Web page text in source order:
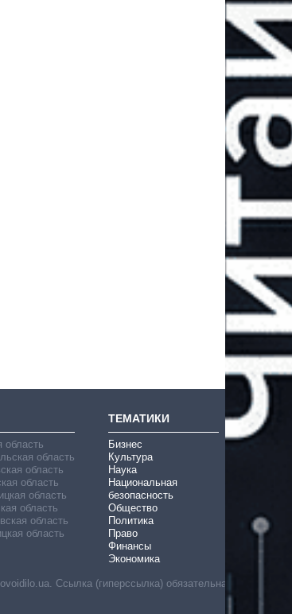
область
область
область
область
область
область
область
область
ТЕМАТИКИ
Бизнес
Культура
Наука
Национальная
безопасность
Общество
Политика
Право
Финансы
Экономика
Ссылка (гиперссылка) обязательна